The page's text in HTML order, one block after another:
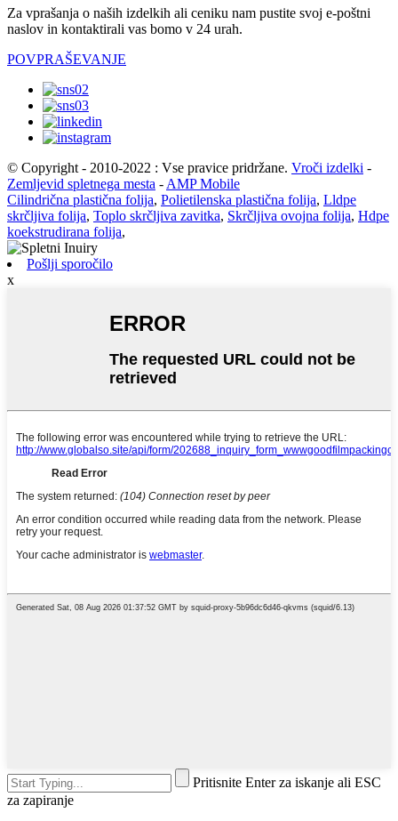
Za vprašanja o naših izdelkih ali ceniku nam pustite svoj e-poštni
naslov in kontaktirali vas bomo v 24 urah.
POVPRAŠEVANJE
© Copyright - 2010-2022 : Vse pravice pridržane. Vroči izdelki -
Zemljevid spletnega mesta - AMP Mobile
Cilindrična plastična folija, Polietilenska plastična folija, Lldpe
skrčljiva folija, Toplo skrčljiva zavitka, Skrčljiva ovojna folija, Hdpe
koekstrudirana folija,
Pošlji sporočilo
x
Pritisnite Enter za iskanje ali ESC
za zapiranje